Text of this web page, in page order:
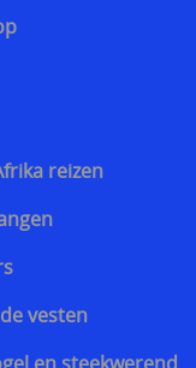
reizen
vesten